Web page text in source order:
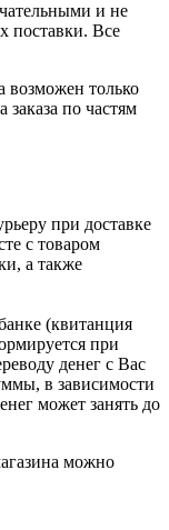
и не
поставки. Все
возможен только
по частям
при доставке
с товаром
а также
(квитанция
при
денег с Вас
в зависимости
может занять до
можно